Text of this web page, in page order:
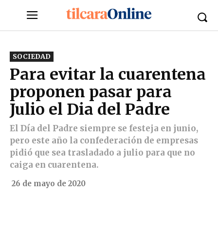
SOCIEDAD
Para evitar la cuarentena
proponen pasar para
Julio el Dia del Padre
El Día del Padre siempre se festeja en junio,
pero este año la confederación de empresas
pidió que sea trasladado a julio para que no
caiga en cuarentena.
26 de mayo de 2020